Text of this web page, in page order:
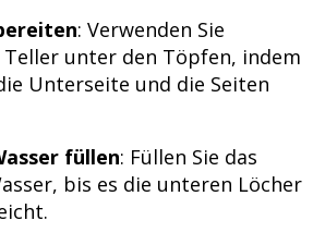
: Verwenden Sie
unter den Töpfen, indem
Unterseite und die Seiten
füllen: Füllen Sie das
bis es die unteren Löcher